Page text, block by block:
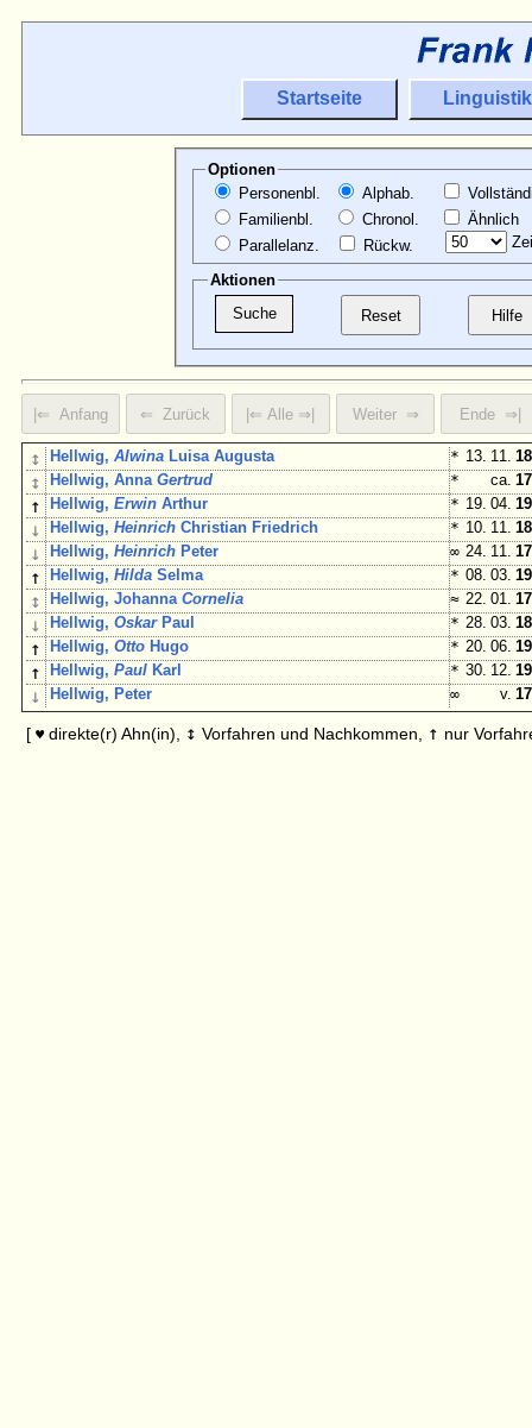
Startseite Linguistik
Optionen
Personenbl.
Familienbl.
Parallelanz.
Alphab.
Chronol.
Rückw.
Ähnlich
Aktionen
↕ Hellwig,Alwina Luisa Augusta * 13. 11.
↕ Hellwig, AnnaGertrud * ca.
↑ Hellwig,Erwin Arthur * 19. 04.
↓ Hellwig,Heinrich Christian Friedrich * 10. 11.
↓ Hellwig,Heinrich Peter ∞ 24. 11.
↑ Hellwig,Hilda Selma * 08. 03.
↕ Hellwig, JohannaCornelia ≈ 22. 01.
↓ Hellwig,OskarPaul * 28. 03.
↑ Hellwig,Otto Hugo * 20. 06.
↑ Hellwig,Paul Karl * 30. 12.
↓ Hellwig, Peter ∞ v.
[ ♥ direkte(r) Ahn(in), ↕ Vorfahren und Nachkommen, ↑ nur